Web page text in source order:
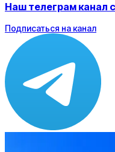
Наш телеграм канал
Подписаться на канал